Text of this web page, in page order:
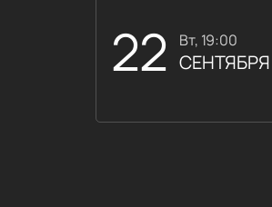
22 вт, 19:00
СЕНТЯБРЯ